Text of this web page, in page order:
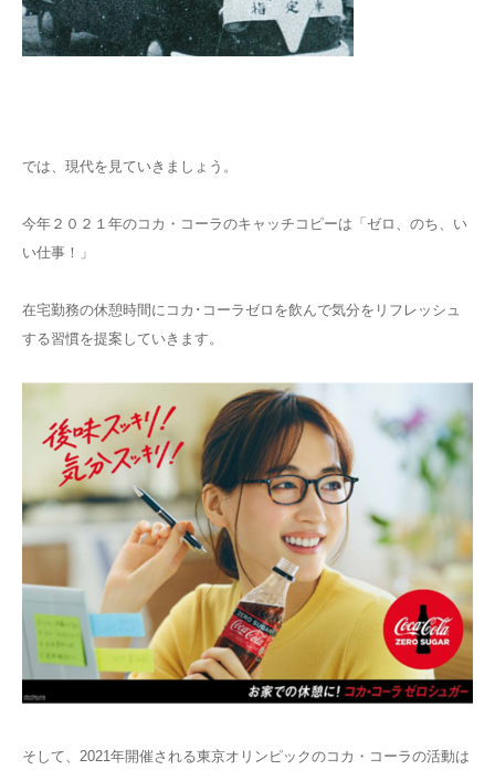
では、現代を見ていきましょう。
今年２０２１年のコカ・コーラのキャッチコピーは「ゼロ、のち、い
い仕事！」
在宅勤務の休憩時間にコカ･コーラゼロを飲んで気分をリフレッシュ
する習慣を提案していきます。
そして、2021年開催される東京オリンピックのコカ・コーラの活動は